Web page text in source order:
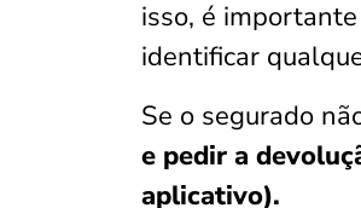
isso, é
identificar
Se o segurado
e pedir a
aplicativo).